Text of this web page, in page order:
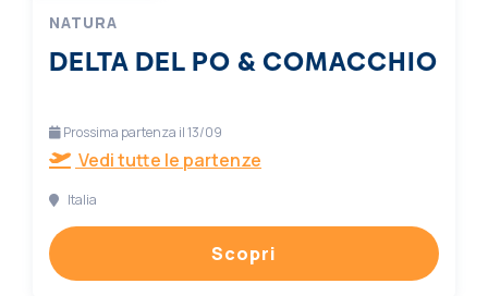
NATURA
DELTA DEL PO & COMACCHIO
Prossima partenza il 13/09
Vedi tutte le partenze
Italia
Scopri